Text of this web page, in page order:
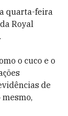
quarta-feira
Royal
o cuco e o
de